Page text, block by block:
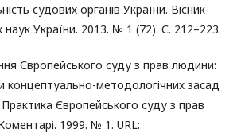
судових органів України. Вісник
наук України. 2013. № 1 (72). С. 212–223.
Європейського суду з прав людини:
концептуально-методологічних засад
Європейського суду з прав
1999. № 1. URL: